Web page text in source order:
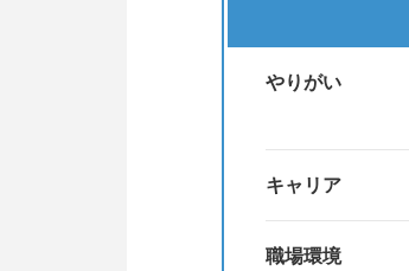
やりがい
キャリア
職場環境